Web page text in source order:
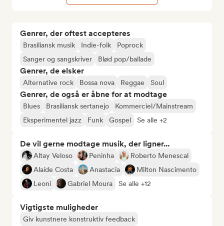
Genrer, der oftest accepteres
Brasiliansk musik Indie-folk
Poprock
Sanger og sangskriver
Blød pop/ballade
Genrer, de elsker
Alternative rock Bossa nova Reggae Soul
Genrer, de også er åbne for at modtage
Blues Brasiliansk sertanejo
Kommerciel/Mainstream
Eksperimentel jazz
Funk Gospel Se alle +2
De vil gerne modtage musik, der ligner...
Altay Veloso Peninha
Roberto Menescal
Alaíde Costa
Anastacia
Milton Nascimento
Leoni
Gabriel Moura Se alle +12
Vigtigste muligheder
Giv kunstnere konstruktiv feedback